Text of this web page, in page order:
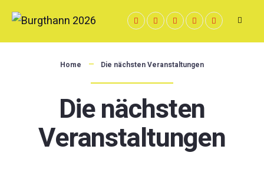
Home Die nächsten Veranstaltungen
Die nächsten
Veranstaltungen